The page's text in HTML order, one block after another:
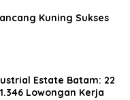
Kuning Sukses
Estate Batam: 22
Lowongan Kerja